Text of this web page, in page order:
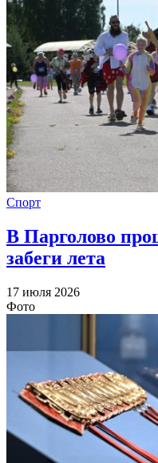
Спорт
В Парголово
забеги лета
17 июля 2026
Фото